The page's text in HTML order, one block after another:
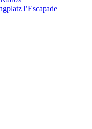
l’Escapade